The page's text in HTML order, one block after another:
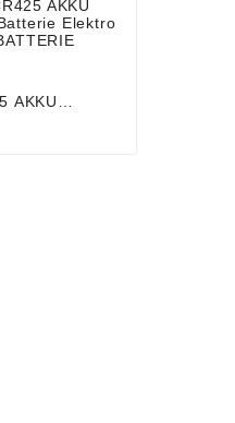

AKKU
BATTERIE